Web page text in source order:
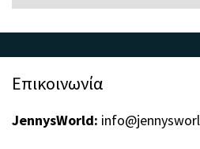
Επικοινωνία
JennysWorld: